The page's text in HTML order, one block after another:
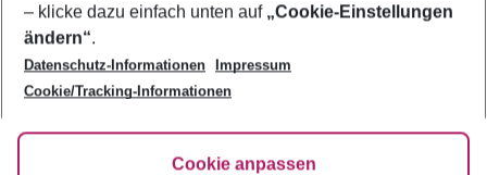
AGB
Bestpreisgarantie
Cookie-Einstellungen ändern
Cookie-Richtlinie
Agenturbetreuung
Barrierefreies Reisen
FAQ
HanseMerkur Reiseversicherung
Folge uns
– klicke dazu einfach unten auf „Cookie-Einstellungen
ändern“.
Datenschutz-Informationen
Impressum
Cookie/Tracking-Informationen
Cookie anpassen